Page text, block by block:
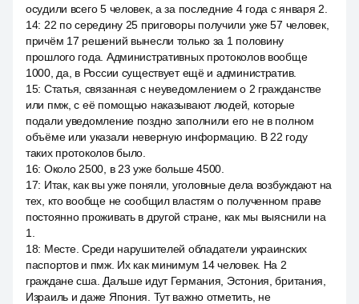
осудили всего 5 человек, а за последние 4 года с января 2.
14: 22 по середину 25 приговоры получили уже 57 человек,
причём 17 решений вынесли только за 1 половину
прошлого года. Административных протоколов вообще
1000, да, в России существует ещё и административ.
15: Статья, связанная с неуведомлением о 2 гражданстве
или пмж, с её помощью наказывают людей, которые
подали уведомление поздно заполнили его не в полном
объёме или указали неверную информацию. В 22 году
таких протоколов было.
16: Около 2500, в 23 уже больше 4500.
17: Итак, как вы уже поняли, уголовные дела возбуждают на
тех, кто вообще не сообщил властям о полученном праве
постоянно проживать в другой стране, как мы выяснили на
1.
18: Месте. Среди нарушителей обладатели украинских
паспортов и пмж. Их как минимум 14 человек. На 2
граждане сша. Дальше идут Германия, Эстония, британия,
Израиль и даже Япония. Тут важно отметить, не